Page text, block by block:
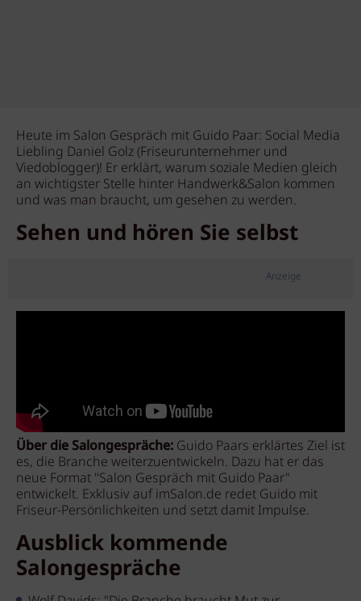
Heute im Salon Gespräch mit Guido Paar: Social Media
Liebling Daniel Golz (Friseurunternehmer und
Viedoblogger)! Er erklärt, warum soziale Medien gleich
an wichtigster Stelle hinter Handwerk&Salon kommen
und was man braucht, um gesehen zu werden.
Sehen und hören Sie selbst
Anzeige
Über die Salongespräche: Guido Paars erklärtes Ziel ist
es, die Branche weiterzuentwickeln. Dazu hat er das
neue Format "Salon Gespräch mit Guido Paar"
entwickelt. Exklusiv auf imSalon.de redet Guido mit
Friseur-Persönlichkeiten und setzt damit Impulse.
Ausblick kommende
Salongespräche